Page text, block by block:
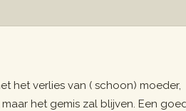
het verlies van ( schoon) moeder,
het gemis zal blijven. Een